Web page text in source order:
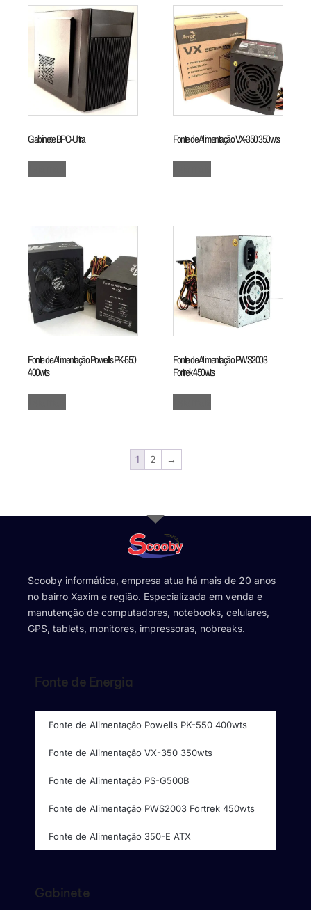
Gabinete BPC-Ultra Fonte de Alimentação VX-350 350wts
Fonte de Alimentação Powells PK-550
400wts
Fonte de Alimentação PWS2003
Fortrek 450wts
1 2 →
Scooby informática, empresa atua há mais de 20 anos
no bairro Xaxim e região. Especializada em venda e
manutenção de computadores, notebooks, celulares,
GPS, tablets, monitores, impressoras, nobreaks.
Fonte de Energia
Fonte de Alimentação Powells PK-550 400wts
Fonte de Alimentação VX-350 350wts
Fonte de Alimentação PS-G500B
Fonte de Alimentação PWS2003 Fortrek 450wts
Fonte de Alimentação 350-E ATX
Gabinete